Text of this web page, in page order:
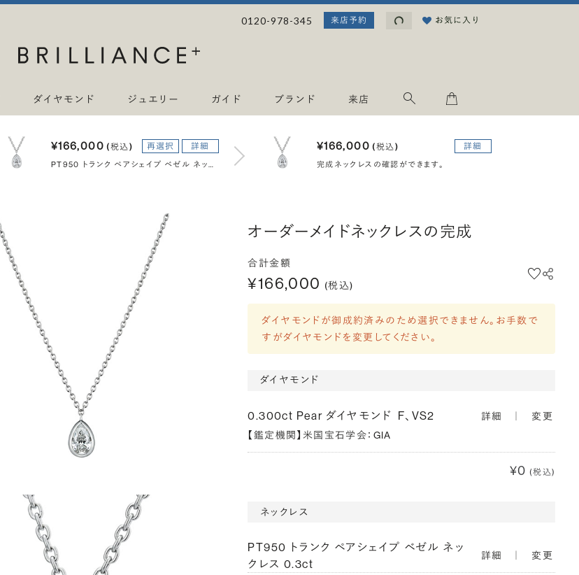
0120-978-345 来店予約 読み込み中...お気に入り
ダイヤモンド ジュエリー ガイド ブランド 来店
¥166,000(税込) 再選択 詳細
PT950 トランク ペアシェイプ ベゼル ネックレス 0.3ct
¥166,000(税込) 詳細
完成ネックレスの確認ができます。
オーダーメイドネックレスの完成
合計金額
¥166,000 (税込)
ダイヤモンドが御成約済みのため選択できません。お手数で
すがダイヤモンドを変更してください。
ダイヤモンド
0.300ct Pear ダイヤモンド F、VS2
【鑑定機関】米国宝石学会：GIA
詳細 変更
¥0 (税込)
ネックレス
PT950 トランク ペアシェイプ ベゼル ネッ
クレス 0.3ct
詳細 変更